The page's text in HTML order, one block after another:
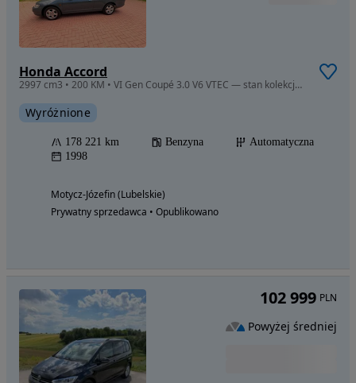
Honda Accord
2997 cm3 • 200 KM • VI Gen Coupé 3.0 V6 VTEC — stan kolekcjonerski, ceramika
Wyróżnione
178 221 km Benzyna
Automatyczna
1998
Motycz-Józefin (Lubelskie)
Prywatny sprzedawca • Opublikowano
102 999 PLN
Powyżej średniej